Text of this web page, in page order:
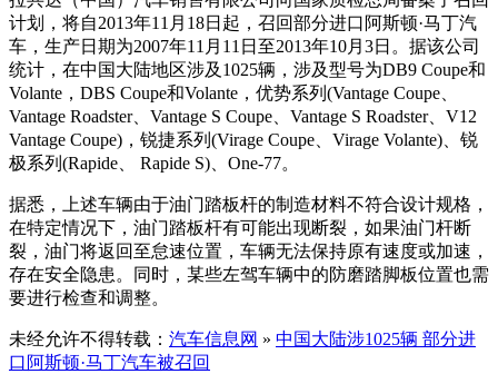
计划，将自2013年11月18日起，召回部分进口阿斯顿·马丁汽
车，生产日期为2007年11月11日至2013年10月3日。据该公司
统计，在中国大陆地区涉及1025辆，涉及型号为DB9 Coupe和
Volante，DBS Coupe和Volante，优势系列(Vantage Coupe、
Vantage Roadster、Vantage S Coupe、Vantage S Roadster、V12
Vantage Coupe)，锐捷系列(Virage Coupe、Virage Volante)、锐
极系列(Rapide、 Rapide S)、One-77。
据悉，上述车辆由于油门踏板杆的制造材料不符合设计规格，
在特定情况下，油门踏板杆有可能出现断裂，如果油门杆断
裂，油门将返回至怠速位置，车辆无法保持原有速度或加速，
存在安全隐患。同时，某些左驾车辆中的防磨踏脚板位置也需
要进行检查和调整。
未经允许不得转载： 汽车信息网 » 中国大陆涉1025辆 部分进
口阿斯顿·马丁汽车被召回